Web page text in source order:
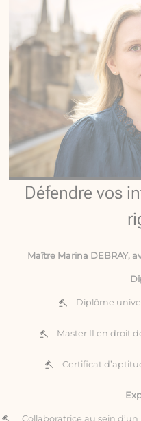
Défendre vos
Maître Marina DEBRAY,
Diplôme
Master II en droit
Certificat
Collaboratrice au sein